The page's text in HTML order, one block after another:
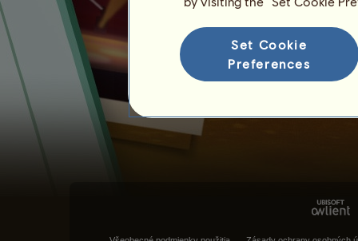
Set Cookie
Preferences